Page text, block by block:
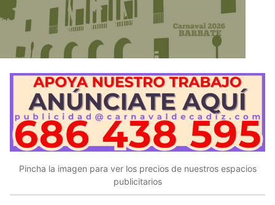
Pincha la imagen para ver los precios de nuestros espacios
publicitarios